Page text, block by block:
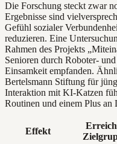
Die Forschung steckt zwar
Ergebnisse sind
Gefühl sozialer
reduzieren. Eine
Rahmen des Projekts
Senioren durch Roboter-
Einsamkeit empfanden.
Bertelsmann Stiftung für
Interaktion mit KI-Katzen
Routinen und einem Plus an
Effekt